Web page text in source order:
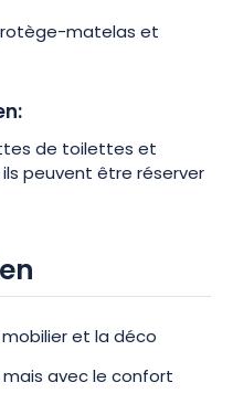
matelas et
de toilettes et
peuvent être réserver
et la déco
avec le confort